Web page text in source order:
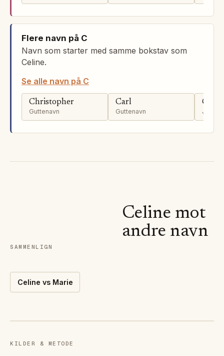
Flere navn på C
Navn som starter med samme bokstav som
Celine.
Se alle navn på C
Christopher
Guttenavn
Carl
Guttenavn
SAMMENLIGN
Celine mot
andre navn
Celine vs Marie
KILDER & METODE